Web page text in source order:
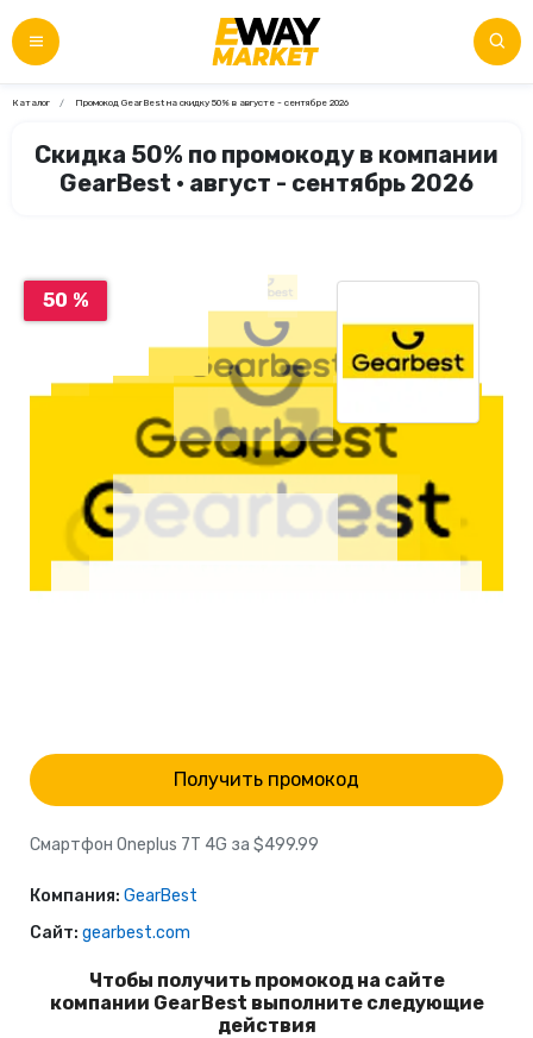
Каталог Промокод GearBest на скидку 50% в августе - сентябре 2026
Скидка 50% по промокоду в компании
GearBest • август - сентябрь 2026
50 %
Получить промокод
Смартфон Oneplus 7T 4G за $499.99
Компания: GearBest
Сайт: gearbest.com
Чтобы получить промокод на сайте
компании GearBest выполните следующие
действия